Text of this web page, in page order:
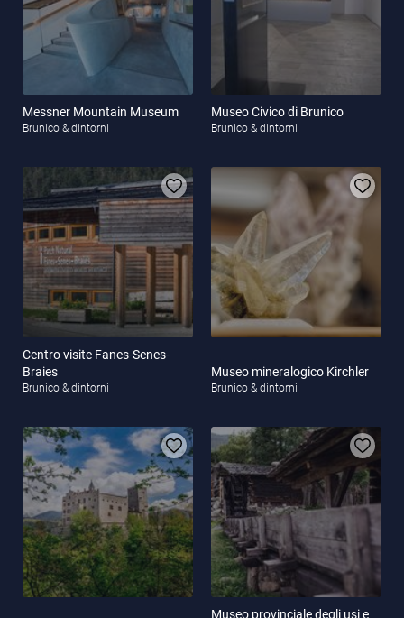
Messner Mountain Museum
Brunico & dintorni
Museo Civico di Brunico
Brunico & dintorni
Centro visite Fanes-Senes-
Braies
Brunico & dintorni
Museo mineralogico Kirchler
Brunico & dintorni
Museo provinciale degli usi e